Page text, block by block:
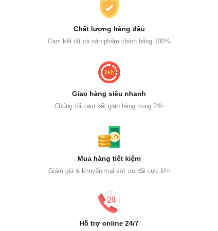
Chất lượng hàng đầu
Cam kết tất cả sản phẩm chính hãng 100%
Giao hàng siêu nhanh
Chúng tôi cam kết giao hàng trong 24h
Mua hàng tiết kiệm
Giảm giá & khuyến mại với ưu đãi cực lớn
Hỗ trợ online 24/7